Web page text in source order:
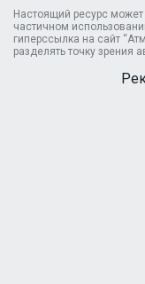
Настоящий ресурс
частичном
гиперссылка на сайт
разделять точку зрения